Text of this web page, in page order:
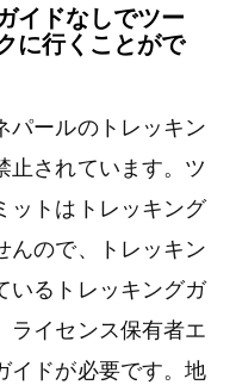
イドなしでツー
に行くことがで
パールのトレッキン
止されています。ツ
ットはトレッキング
んので、トレッキン
いるトレッキングガ
ライセンス保有者エ
イドが必要です。地